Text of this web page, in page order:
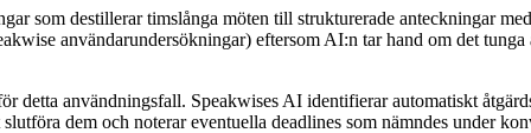
som destillerar timslånga möten till strukturerade anteckningar
användarundersökningar) eftersom AI:n tar hand om det
detta användningsfall. Speakwises AI identifierar automatiskt
dem och noterar eventuella deadlines som nämndes under